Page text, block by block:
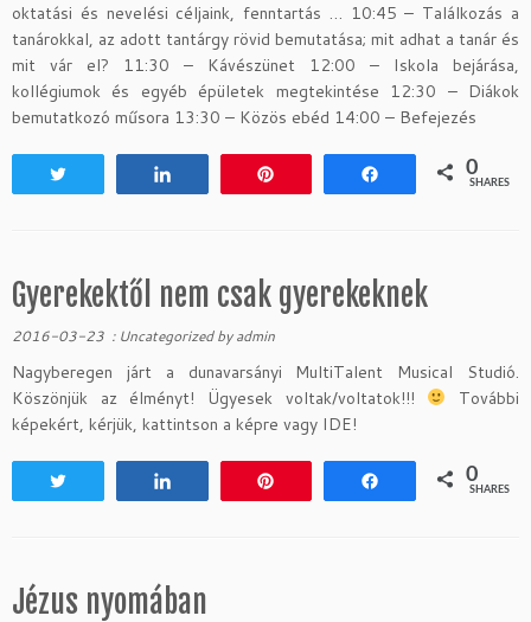
oktatási és nevelési céljaink, fenntartás … 10:45 – Találkozás a
tanárokkal, az adott tantárgy rövid bemutatása; mit adhat a tanár és
mit vár el? 11:30 – Kávészünet 12:00 – Iskola bejárása,
kollégiumok és egyéb épületek megtekintése 12:30 – Diákok
bemutatkozó műsora 13:30 – Közös ebéd 14:00 – Befejezés
0
SHARES
Gyerekektől nem csak gyerekeknek
2016-03-23 : Uncategorizedbyadmin
Nagyberegen járt a dunavarsányi MultiTalent Musical Studió.
Köszönjük az élményt! Ügyesek voltak/voltatok!!!
További
képekért, kérjük, kattintson a képre vagy IDE!
0
SHARES
Jézus nyomában